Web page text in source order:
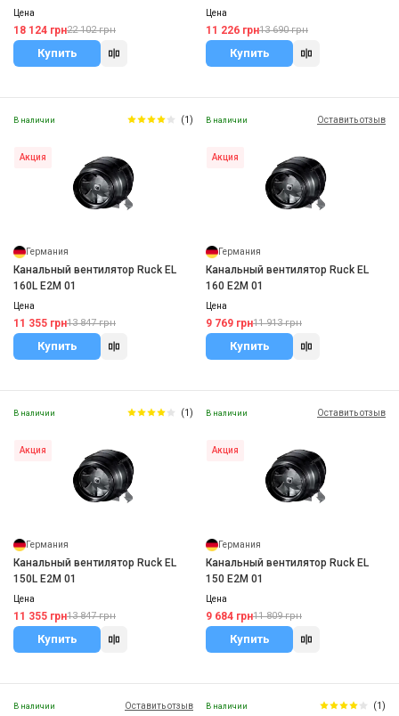
Цена
18 124 грн22 102 грн
Купить
Цена
11 226 грн13 690 грн
Купить
В наличии (1)
Акция
Германия
Канальный вентилятор Ruck EL
160L E2M 01
Цена
11 355 грн13 847 грн
Купить
В наличии Оставить отзыв
Акция
Германия
Канальный вентилятор Ruck EL
160 E2M 01
Цена
9 769 грн11 913 грн
Купить
В наличии (1)
Акция
Германия
Канальный вентилятор Ruck EL
150L E2M 01
Цена
11 355 грн13 847 грн
Купить
В наличии Оставить отзыв
Акция
Германия
Канальный вентилятор Ruck EL
150 E2M 01
Цена
9 684 грн11 809 грн
Купить
В наличии Оставить отзыв В наличии (1)